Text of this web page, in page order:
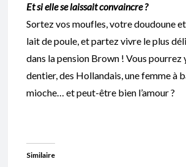
Et si elle se laissait convaincre ?
Sortez vos moufles, votre doudoune
lait de poule, et partez vivre le plus
dans la pension Brown ! Vous pourrez
dentier, des Hollandais, une femme à
mioche… et peut-être bien l’amour ?
Similaire